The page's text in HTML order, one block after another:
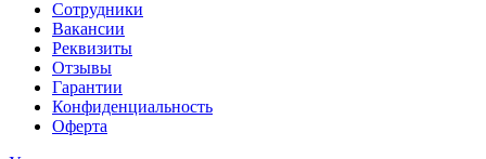
Сотрудники
Вакансии
Реквизиты
Отзывы
Гарантии
Конфиденциальность
Оферта